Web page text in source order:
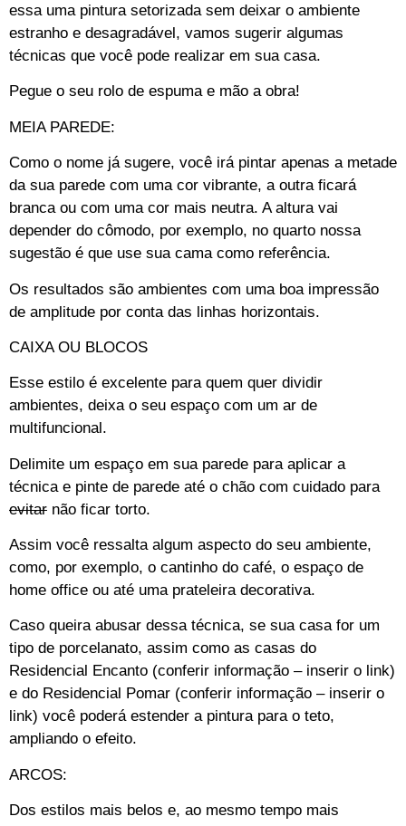
essa uma pintura setorizada sem deixar o ambiente
estranho e desagradável, vamos sugerir algumas
técnicas que você pode realizar em sua casa.
Pegue o seu rolo de espuma e mão a obra!
MEIA PAREDE:
Como o nome já sugere, você irá pintar apenas a metade
da sua parede com uma cor vibrante, a outra ficará
branca ou com uma cor mais neutra. A altura vai
depender do cômodo, por exemplo, no quarto nossa
sugestão é que use sua cama como referência.
Os resultados são ambientes com uma boa impressão
de amplitude por conta das linhas horizontais.
CAIXA OU BLOCOS
Esse estilo é excelente para quem quer dividir
ambientes, deixa o seu espaço com um ar de
multifuncional.
Delimite um espaço em sua parede para aplicar a
técnica e pinte de parede até o chão com cuidado para
evitar não ficar torto.
Assim você ressalta algum aspecto do seu ambiente,
como, por exemplo, o cantinho do café, o espaço de
home office ou até uma prateleira decorativa.
Caso queira abusar dessa técnica, se sua casa for um
tipo de porcelanato, assim como as casas do
Residencial Encanto (conferir informação – inserir o link)
e do Residencial Pomar (conferir informação – inserir o
link) você poderá estender a pintura para o teto,
ampliando o efeito.
ARCOS:
Dos estilos mais belos e, ao mesmo tempo mais